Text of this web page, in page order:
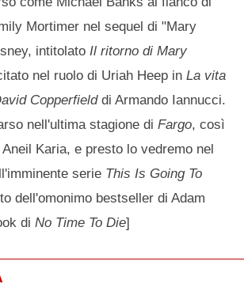
Mortimer nel sequel di "Mary
intitolato Il ritorno di Mary
nel ruolo di Uriah Heep inLa vita
Copperfielddi Armando Iannucci.
nell'ultima stagione diFargo, così
Aneil Karia, e presto lo vedremo nel
serie This Is Going To
dell'omonimo bestseller di Adam
diNo Time To Die]